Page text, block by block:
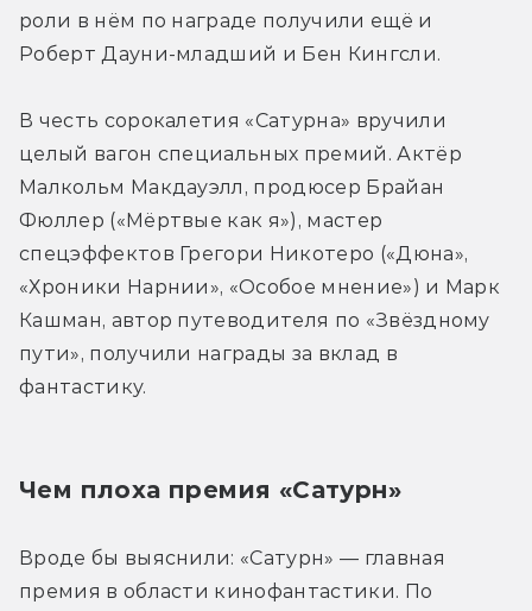
роли в нём по награде получили ещё и
Роберт Дауни-младший и Бен Кингсли.
В честь сорокалетия «Сатурна» вручили
целый вагон специальных премий. Актёр
Малкольм Макдауэлл, продюсер Брайан
Фюллер («Мёртвые как я»), мастер
спецэффектов Грегори Никотеро («Дюна»,
«Хроники Нарнии», «Особое мнение») и Марк
Кашман, автор путеводителя по «Звёздному
пути», получили награды за вклад в
фантастику.
Чем плоха премия «Сатурн»
Вроде бы выяснили: «Сатурн» — главная
премия в области кинофантастики. По